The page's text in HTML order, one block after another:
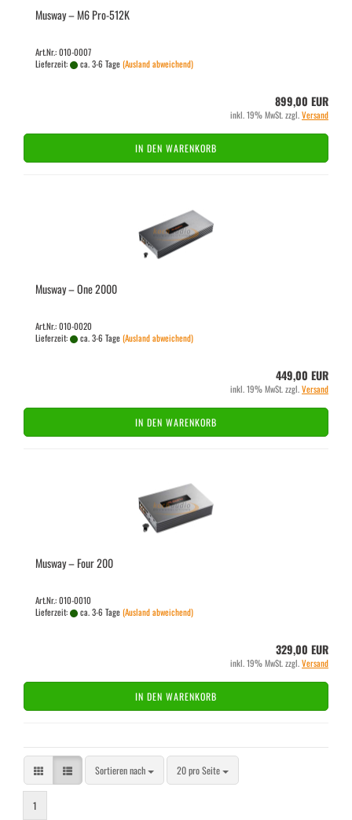
Mus­way – M6 Pro-​512K
Art.Nr.: 010-0007
Lieferzeit:
ca. 3-6 Tage(Ausland abweichend)
899,00 EUR
inkl. 19% MwSt. zzgl.Versand
IN DEN WARENKORB
Mus­way – One 2000
Art.Nr.: 010-0020
Lieferzeit:
ca. 3-6 Tage(Ausland abweichend)
449,00 EUR
inkl. 19% MwSt. zzgl.Versand
IN DEN WARENKORB
Mus­way – Four 200
Art.Nr.: 010-0010
Lieferzeit:
ca. 3-6 Tage(Ausland abweichend)
329,00 EUR
inkl. 19% MwSt. zzgl.Versand
IN DEN WARENKORB
Sortieren nach
Sortieren nach 20 pro Seite
pro Seite
1